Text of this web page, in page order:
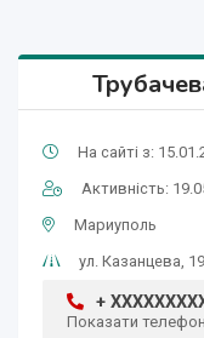
На сайті з:
Активність:
Мариуполь
ул. Казанцева,
+
Показати